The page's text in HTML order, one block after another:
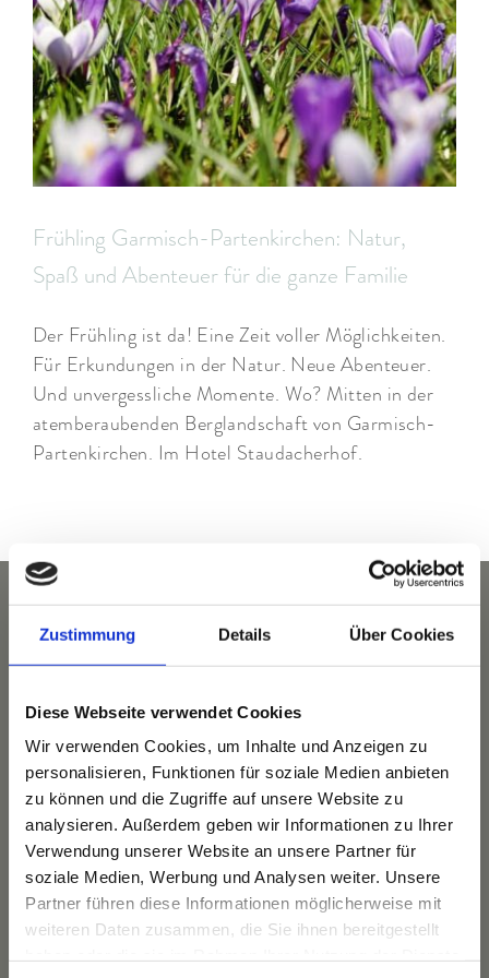
Zustimmung Details Über Cookies
Diese Webseite verwendet Cookies
Wir verwenden Cookies, um Inhalte und Anzeigen zu
personalisieren, Funktionen für soziale Medien anbieten
zu können und die Zugriffe auf unsere Website zu
analysieren. Außerdem geben wir Informationen zu Ihrer
Verwendung unserer Website an unsere Partner für
soziale Medien, Werbung und Analysen weiter. Unsere
Partner führen diese Informationen möglicherweise mit
weiteren Daten zusammen, die Sie ihnen bereitgestellt
ARRANGEMENTS
WISSENSWERTES
Frühling Garmisch-Partenkirchen: Natur,
Spaß und Abenteuer für die ganze Familie
Der Frühling ist da! Eine Zeit voller Möglichkeiten.
Für Erkundungen in der Natur. Neue Abenteuer.
Und unvergessliche Momente. Wo? Mitten in der
atemberaubenden Berglandschaft von Garmisch-
Partenkirchen. Im Hotel Staudacherhof.
Ihre Gastgeber
Unsere Tradition